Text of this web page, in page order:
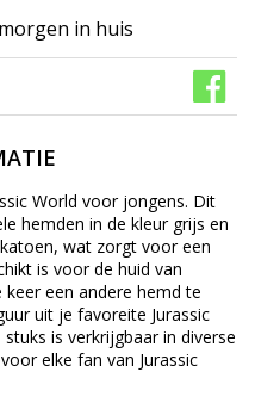
in huis
World voor jongens. Dit
hemden in de kleur grijs en
wat zorgt voor een
is voor de huid van
keer een andere hemd te
uit je favoreite Jurassic
is verkrijgbaar in diverse
elke fan van Jurassic